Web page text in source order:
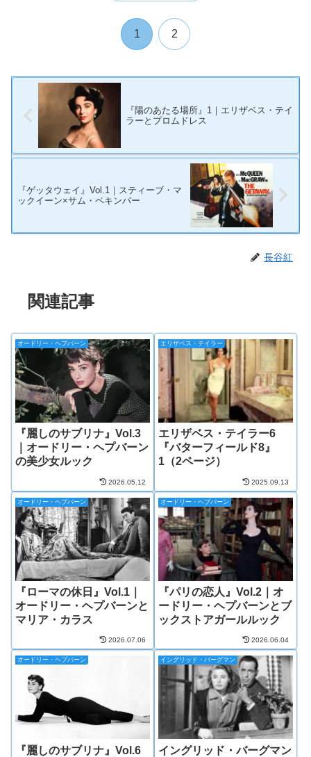
1 2
『陽のあたる場所』1｜エリザベス・テイ
ラーとプロムドレス
『ゲッタウェイ』Vol.1｜スティーブ・マ
ックイーン×サム・ペキンパー
長谷紅
関連記事
オードリー・ヘプバーン
『麗しのサブリナ』Vol.3
｜オードリー・ヘプバーン
の美少女ルック
2026.05.12
エリザベス・テイラー
エリザベス・テイラー6
『バターフィールド8』
1（2ページ）
2025.09.13
オードリー・ヘプバーン
『ローマの休日』Vol.1｜
オードリー・ヘプバーンと
マリア・カラス
2026.07.06
オードリー・ヘプバーン
『パリの恋人』Vol.2｜オ
ードリー・ヘプバーンとブ
ックストアガールルック
2026.06.04
オードリー・ヘプバーン
『麗しのサブリナ』Vol.6
イングリッド・バーグマン
イングリッド・バーグマン